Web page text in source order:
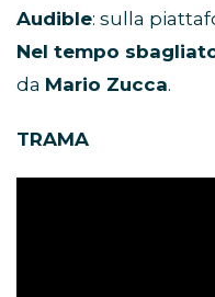
Audible: sulla
Nel tempo
da Mario Zucca.
TRAMA